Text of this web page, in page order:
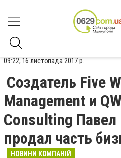
09:22, 16 листопада 2017 р.
Создатель Five
Management и
Consulting
продал часть
НОВИНИ КОМПАНІЙ